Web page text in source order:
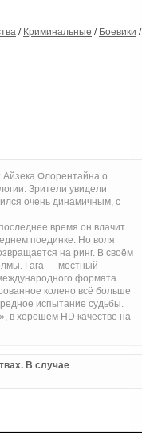
/ Криминальные / Боевики /
Флорентайна о
Зрители увидели
очень динамичным, с
время он влачит
поединке. Но воля
на ринг. В своём
Гага — местный
формата.
колено всё больше
испытание судьбы.
в хорошем HD качестве на
В случае